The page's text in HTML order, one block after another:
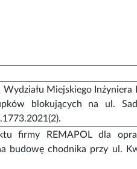
Miejskiego Inżyniera
blokujących na ul.
firmy REMAPOL dla
budowę chodnika przy ul.